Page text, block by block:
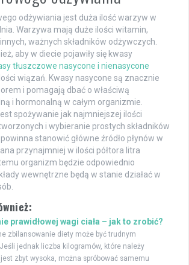
odżywiania jest duża ilość warzyw w
Warzywa mają duże ilości witamin,
ważnych składników odżywczych.
aby w diecie pojawiły się kwasy
tłuszczowe nasycone i nienasycone
wiązań. Kwasy nasycone są znacznie
i pomagają dbać o właściwą
i hormonalną w całym organizmie.
spożywanie jak najmniejszej ilości
i wybieranie prostych składników
stanowić główne źródło płynów w
przynajmniej w ilości półtora litra
organizm będzie odpowiednio
wewnętrzne będą w stanie działać w
prawidłowej wagi ciała – jak to zrobić?
zbilansowanie diety może być trudnym
jednak liczba kilogramów, które należy
zbyt wysoka, można spróbować samemu